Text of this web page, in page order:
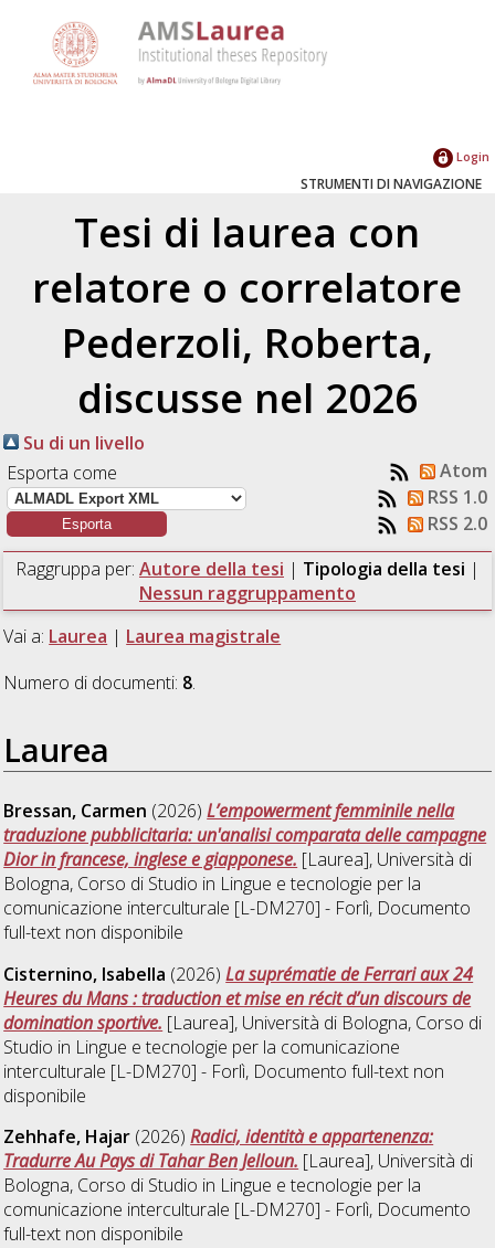
Login
STRUMENTI DI NAVIGAZIONE
Tesi di laurea con
relatore o correlatore
Pederzoli, Roberta,
discusse nel 2026
Su di un livello
Esporta come
Atom
RSS 1.0
RSS 2.0
Raggruppa per: Autore della tesi | Tipologia della tesi |
Nessun raggruppamento
Vai a: Laurea | Laurea magistrale
Numero di documenti: 8.
Laurea
Bressan, Carmen (2026)L’empowerment femminile nella
traduzione pubblicitaria: un'analisi comparata delle campagne
Dior in francese, inglese e giapponese. [Laurea], Università di
Bologna, Corso di Studio in Lingue e tecnologie per la
comunicazione interculturale [L-DM270] - Forlì, Documento
full-text non disponibile
Cisternino, Isabella (2026)La suprématie de Ferrari aux 24
Heures du Mans : traduction et mise en récit d’un discours de
domination sportive. [Laurea], Università di Bologna, Corso di
Studio in Lingue e tecnologie per la comunicazione
interculturale [L-DM270] - Forlì, Documento full-text non
disponibile
Zehhafe, Hajar (2026)Radici, identità e appartenenza:
Tradurre Au Pays di Tahar Ben Jelloun. [Laurea], Università di
Bologna, Corso di Studio in Lingue e tecnologie per la
comunicazione interculturale [L-DM270] - Forlì, Documento
full-text non disponibile